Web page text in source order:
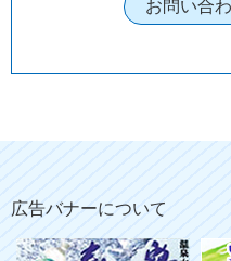
広告バナーについて